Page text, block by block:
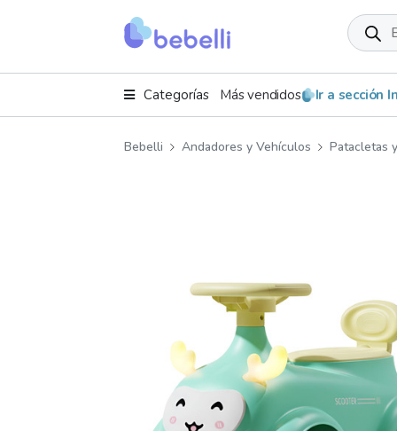
search
Categorías Más vendidos Ir a sección
Bebelli Andadores y Vehículos Patacletas